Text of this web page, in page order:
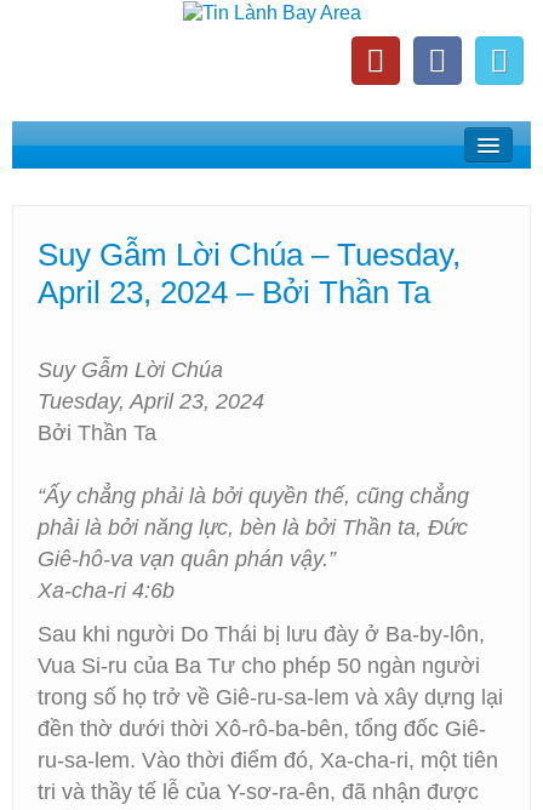
Home
Phát Thanh Tin Lành Bay Area
Các Hội Thánh Bắc California
Suy Gẫm Lời Chúa – Tuesday,
April 23, 2024 – Bởi Thần Ta
Suy Gẫm Lời Chúa
Tuesday, April 23, 2024
Bởi Thần Ta
“Ấy chẳng phải là bởi quyền thế, cũng chẳng
phải là bởi năng lực, bèn là bởi Thần ta, Đức
Giê-hô-va vạn quân phán vậy.”
Xa-cha-ri 4:6b
Sau khi người Do Thái bị lưu đày ở Ba-by-lôn,
Vua Si-ru của Ba Tư cho phép 50 ngàn người
trong số họ trở về Giê-ru-sa-lem và xây dựng lại
đền thờ dưới thời Xô-rô-ba-bên, tổng đốc Giê-
ru-sa-lem. Vào thời điểm đó, Xa-cha-ri, một tiên
tri và thầy tế lễ của Y-sơ-ra-ên, đã nhận được